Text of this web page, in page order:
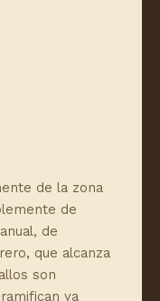
de la zona
de
de
que alcanza
son
ya